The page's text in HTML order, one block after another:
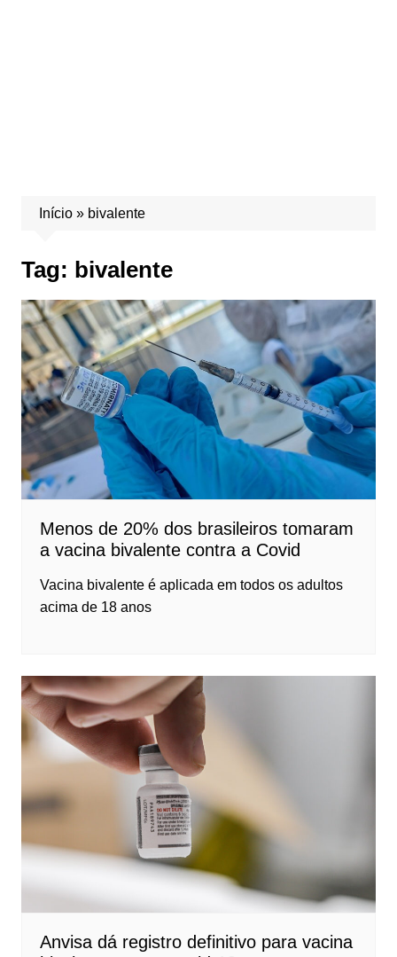
Início» bivalente
Tag: bivalente
Menos de 20% dos brasileiros tomaram
a vacina bivalente contra a Covid
Vacina bivalente é aplicada em todos os adultos
acima de 18 anos
Anvisa dá registro definitivo para vacina